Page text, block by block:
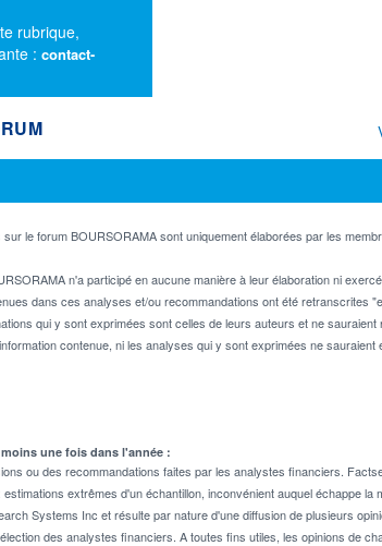
rubrique,
: contact-
le forum BOURSORAMA sont uniquement élaborées par les
n'a participé en aucune manière à leur élaboration ni
dans ces analyses et/ou recommandations ont été retranscrites
qui y sont exprimées sont celles de leurs auteurs et ne sauraient
contenue, ni les analyses qui y sont exprimées ne sauraient
une fois dans l'année :
ou des recommandations faites par les analystes financiers.
extrêmes d'un échantillon, inconvénient auquel échappe
Systems Inc et résulte par nature d'une diffusion de plusieurs
des analystes financiers. A toutes fins utiles, les opinions de